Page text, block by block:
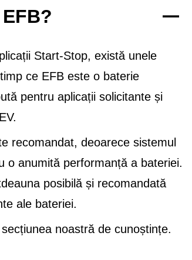
Start-Stop, există unele
ce EFB este o baterie
pentru aplicații solicitante și
recomandat, deoarece sistemul
o anumită performanță a bateriei.
posibilă și recomandată
ale bateriei.
noastră de cunoștințe.